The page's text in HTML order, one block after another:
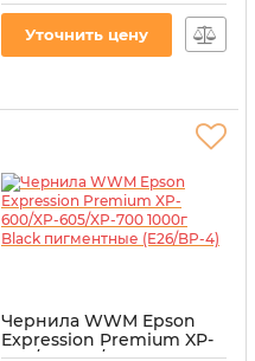
водорастворимое (PL-
PL-INK-EPSON-C
Уточнить цену
Чернила WWM Epson
Expression Premium XP-